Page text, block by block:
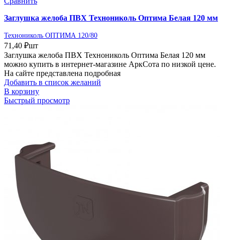
Заглушка желоба ПВХ Технониколь Оптима Белая 120 мм
Технониколь ОПТИМА 120/80
71,40 ₽шт
Заглушка желоба ПВХ Технониколь Оптима Белая 120 мм
можно купить в интернет-магазине АркСота по низкой цене.
На сайте представлена подробная
Добавить в список желаний
В корзину
Быстрый просмотр